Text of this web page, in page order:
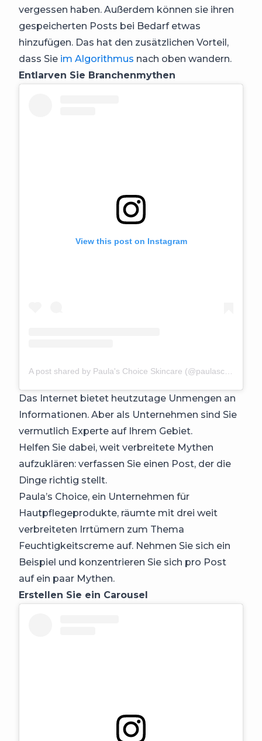
vergessen haben. Außerdem können sie ihren
gespeicherten Posts bei Bedarf etwas
hinzufügen. Das hat den zusätzlichen Vorteil,
dass Sie im Algorithmus nach oben wandern.
Entlarven Sie Branchenmythen
View this post on Instagram
Das Internet bietet heutzutage Unmengen an
Informationen. Aber als Unternehmen sind Sie
vermutlich Experte auf Ihrem Gebiet.
Helfen Sie dabei, weit verbreitete Mythen
aufzuklären: verfassen Sie einen Post, der die
Dinge richtig stellt.
Paula’s Choice, ein Unternehmen für
Hautpflegeprodukte, räumte mit drei weit
verbreiteten Irrtümern zum Thema
Feuchtigkeitscreme auf. Nehmen Sie sich ein
Beispiel und konzentrieren Sie sich pro Post
auf ein paar Mythen.
Erstellen Sie ein Carousel